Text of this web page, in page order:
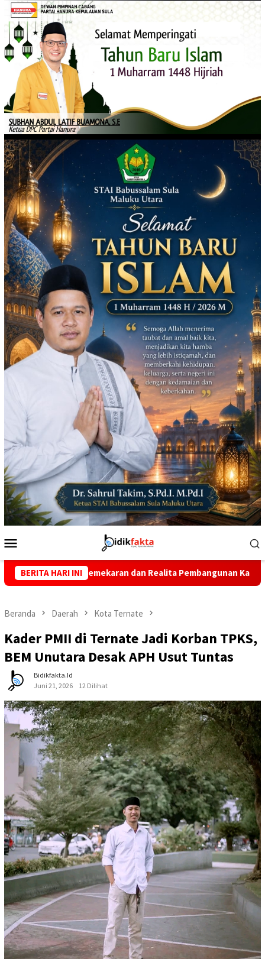
Loncat
konten
Mobile
BERITA HARI INI
dan Realita Pembangunan Kabupaten Kepulauan Sula
Beranda Daerah Kota Ternate
Kader PMII di Ternate Jadi Korban TPKS,
BEM Unutara Desak APH Usut Tuntas
Bidikfakta.id
Juni 21, 2026
12 Dilihat